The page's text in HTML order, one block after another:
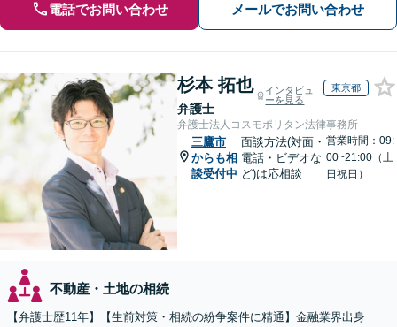
電話でお問い合わせ メールでお問い合わせ
杉本 拓也
弁護士
インタビュ
ーを見る
東京都
弁護士法人コスモポリタン法律事務所
三鷹市
からも相
談受付中
面談方法(対面・
電話・ビデオな
ど)は応相談
営業時間：09:
00~21:00（土
日祝日）
不動産・土地の相続
【弁護士歴11年】【生前対策・相続の紛争案件に精通】金融業界出身